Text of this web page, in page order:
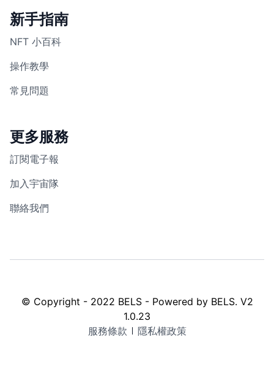
新手指南
NFT 小百科
操作教學
常見問題
更多服務
訂閱電子報
加入宇宙隊
聯絡我們
© Copyright - 2022 BELS - Powered by BELS. V2
1.0.23
服務條款
隱私權政策